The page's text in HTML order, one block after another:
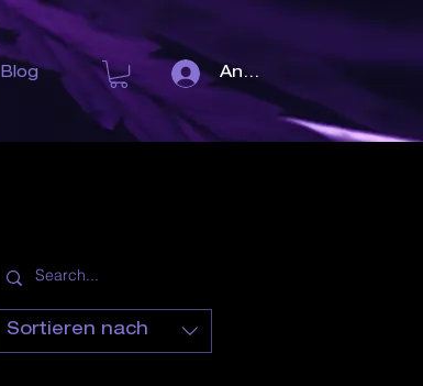
Blog Anmelden
Sortieren nach